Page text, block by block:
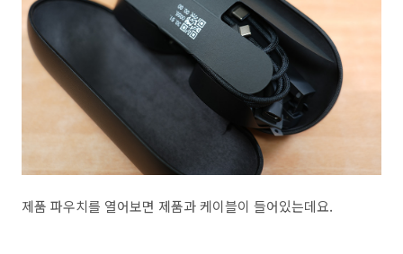
제품 파우치를 열어보면 제품과 케이블이 들어있는데요.